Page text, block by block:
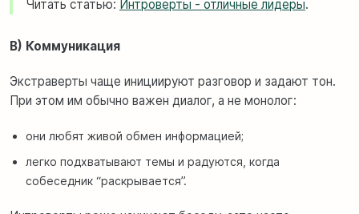
Читать статью: Интроверты - отличные лидеры.
B) Коммуникация
Экстраверты чаще инициируют разговор и задают тон.
При этом им обычно важен диалог, а не монолог:
они любят живой обмен информацией;
легко подхватывают темы и радуются, когда
собеседник “раскрывается”.